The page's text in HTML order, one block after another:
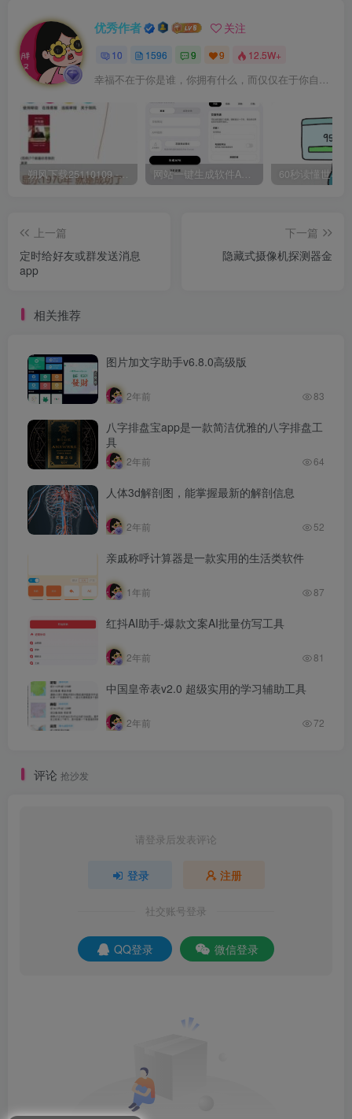
优秀作者 关注
10 1596 9 9 12.5W+
朔风下载25110109 -磁力下载神器-去VIP限制版本
上一篇
定时给好友或群发送消息
app
下一篇
隐藏式摄像机探测器金
相关推荐
图片加文字助手v6.8.0高级版
2年前 83
八字排盘宝app是一款简洁优雅的八字排盘工
具
2年前 64
人体3d解剖图，能掌握最新的解剖信息
2年前 52
亲戚称呼计算器是一款实用的生活类软件
1年前 87
红抖AI助手-爆款文案AI批量仿写工具
2年前 81
中国皇帝表v2.0 超级实用的学习辅助工具
2年前 72
评论 抢沙发
请登录后发表评论
登录 注册
社交账号登录
QQ登录 微信登录